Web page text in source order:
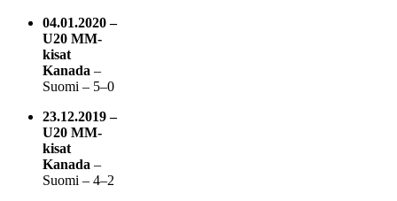
04.01.2020 –
U20 MM-
kisat
Kanada –
Suomi – 5–0
23.12.2019 –
U20 MM-
kisat
Kanada –
Suomi – 4–2